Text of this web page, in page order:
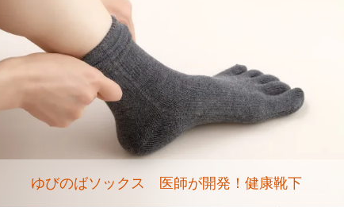
ゆびのばソックス 医師が開発！健康靴下